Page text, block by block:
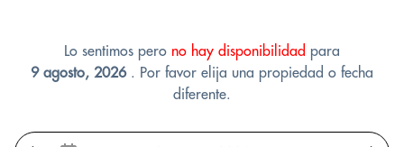
Lo sentimos pero no hay disponibilidad para
9 agosto, 2026. Por favor elija una propiedad o fecha
diferente.